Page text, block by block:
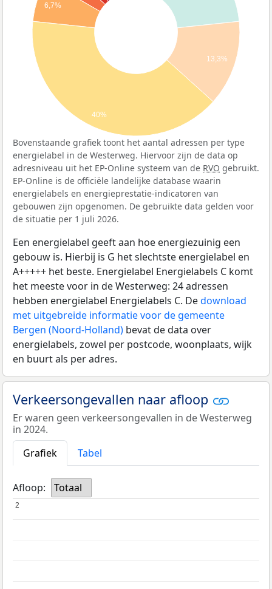
13,3%
6,7%
40%
Bovenstaande grafiek toont het aantal adressen per type
energielabel in de Westerweg. Hiervoor zijn de data op
adresniveau uit het EP-Online systeem van de RVO gebruikt.
EP-Online is de officiële landelijke database waarin
energielabels en energieprestatie-indicatoren van
gebouwen zijn opgenomen. De gebruikte data gelden voor
de situatie per 1 juli 2026.
Een energielabel geeft aan hoe energiezuinig een
gebouw is. Hierbij is G het slechtste energielabel en
A+++++ het beste. Energielabel Energielabels C komt
het meeste voor in de Westerweg: 24 adressen
hebben energielabel Energielabels C. Dedownload
met uitgebreide informatie voor de gemeente
Bergen (Noord-Holland) bevat de data over
energielabels, zowel per postcode, woonplaats, wijk
en buurt als per adres.
Verkeersongevallen naar afloop
Er waren geen verkeersongevallen in de Westerweg
in 2024.
Grafiek
Tabel
Afloop: Totaal
2
2